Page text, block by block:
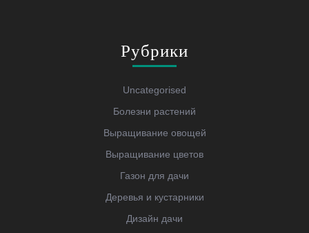
Рубрики
Uncategorised
Болезни растений
Выращивание овощей
Выращивание цветов
Газон для дачи
Деревья и кустарники
Дизайн дачи